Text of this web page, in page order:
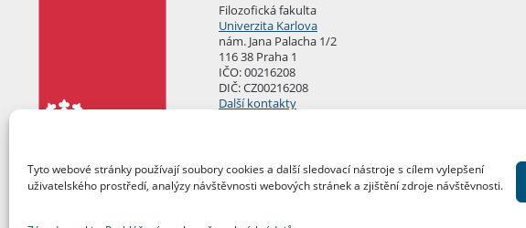
Tyto webové stránky používají soubory cookies a další sledovací nástroje s cílem vylepšení
uživatelského prostředí, analýzy návštěvnosti webových stránek a zjištění zdroje návštěvnosti.
Filozofická fakulta
Univerzita Karlova
nám. Jana Palacha 1/2
116 38 Praha 1
IČO: 00216208
DIČ: CZ00216208
Další kontakty